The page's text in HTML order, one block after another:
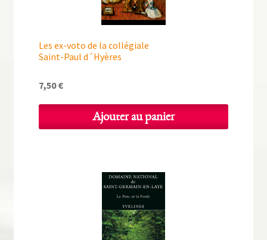
Les ex-voto de la collégiale
Saint-Paul d´Hyères
7,50€
Ajouter au panier